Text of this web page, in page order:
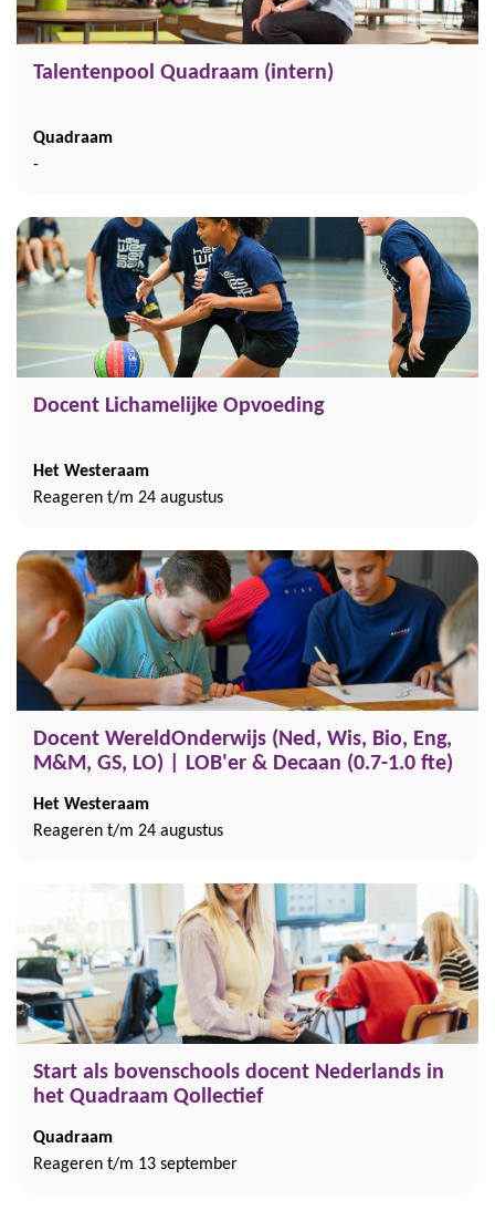
Talentenpool Quadraam (intern)
Quadraam
-
Docent Lichamelijke Opvoeding
Het Westeraam
Reageren t/m 24 augustus
Docent WereldOnderwijs (Ned, Wis, Bio, Eng,
M&M, GS, LO) | LOB'er & Decaan (0.7-1.0 fte)
Het Westeraam
Reageren t/m 24 augustus
Start als bovenschools docent Nederlands in
het Quadraam Qollectief
Quadraam
Reageren t/m 13 september